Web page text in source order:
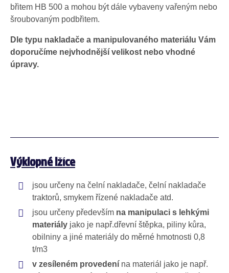
břitem HB 500 a mohou být dále vybaveny vařeným nebo
šroubovaným podbřitem.
Dle typu nakladače a manipulovaného materiálu Vám
doporučíme nejvhodnější velikost nebo vhodné
úpravy.
Výklopné lžíce
jsou určeny na čelní nakladače, čelní nakladače
traktorů, smykem řízené nakladače atd.
jsou určeny především na manipulaci s lehkými
materiály jako je např.dřevní štěpka, piliny kůra,
obilniny a jiné materiály do měrné hmotnosti 0,8
t/m3
v zesíleném provedení na materiál jako je např.